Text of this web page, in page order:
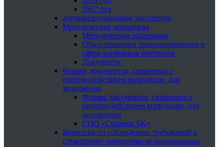
2017 год
Антикоррупционная экспертиза
Методические материалы
Методические материалы
Обзор практики правоприменения в
сфере конфликта интересов
Документы
Формы документов, связанных с
противодействием коррупции, для
заполнения
Формы документов, связанных с
противодействием коррупции, для
заполнения
СПО «Справки БК»
Комиссия по соблюдению требований к
служебному поведению муниципальных